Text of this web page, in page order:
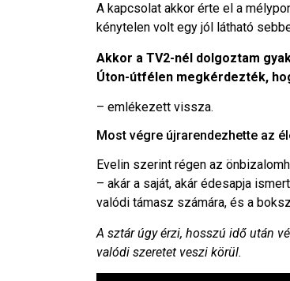
A kapcsolat akkor érte el a
kénytelen volt egy jól látható
Akkor a TV2-nél dolgoztam
Úton-útfélen megkérdezték,
– emlékezett vissza.
Most végre újrarendezhette az
Evelin szerint régen az
– akár a saját, akár édesapja
valódi támasz számára, és a
A sztár úgy érzi, hosszú idő után
valódi szeretet veszi körül.